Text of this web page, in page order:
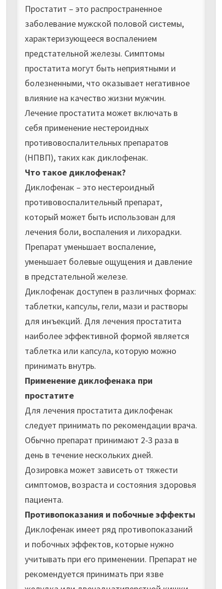
Простатит – это распространенное
заболевание мужской половой системы,
характеризующееся воспалением
предстательной железы. Симптомы
простатита могут быть неприятными и
болезненными, что оказывает негативное
влияние на качество жизни мужчин.
Лечение простатита может включать в
себя применение нестероидных
противовоспалительных препаратов
(НПВП), таких как диклофенак.
Что такое диклофенак?
Диклофенак – это нестероидный
противовоспалительный препарат,
который может быть использован для
лечения боли, воспаления и лихорадки.
Препарат уменьшает воспаление,
уменьшает болевые ощущения и давление
в предстательной железе.
Диклофенак доступен в различных формах:
таблетки, капсулы, гели, мази и растворы
для инъекций. Для лечения простатита
наиболее эффективной формой является
таблетка или капсула, которую можно
принимать внутрь.
Применение диклофенака при
простатите
Для лечения простатита диклофенак
следует принимать по рекомендации врача.
Обычно препарат принимают 2-3 раза в
день в течение нескольких дней.
Дозировка может зависеть от тяжести
симптомов, возраста и состояния здоровья
пациента.
Противопоказания и побочные эффекты
Диклофенак имеет ряд противопоказаний
и побочных эффектов, которые нужно
учитывать при его применении. Препарат не
рекомендуется принимать при язве